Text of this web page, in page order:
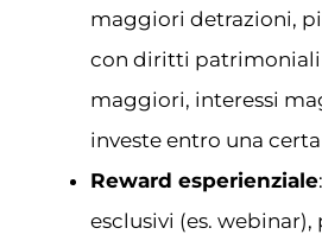
maggiori detrazioni,
con diritti
maggiori, interessi
investe entro una
Reward esperienziale
esclusivi (es.